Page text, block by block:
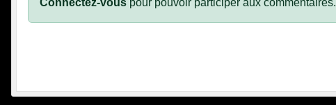
Connectez-vous pour pouvoir participer aux commentaires.